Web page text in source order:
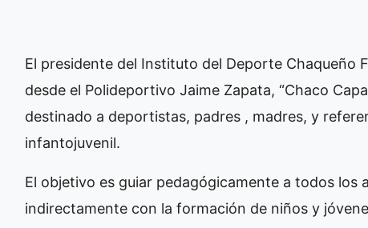
El presidente del Instituto del Deporte Chaqueño
desde el Polideportivo Jaime Zapata, “Chaco
destinado a deportistas, padres , madres, y
infantojuvenil.
El objetivo es guiar pedagógicamente a todos los
indirectamente con la formación de niños y